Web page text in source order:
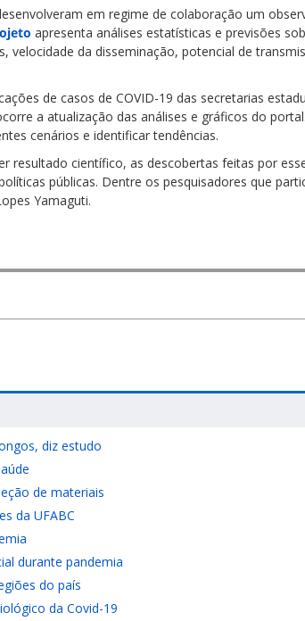
em regime de colaboração um
apresenta análises estatísticas e previsões
da disseminação, potencial de
de casos de COVID-19 das secretarias
a atualização das análises e gráficos do
cenários e identificar tendências.
resultado científico, as descobertas feitas por
públicas. Dentre os pesquisadores que
Yamaguti.
diz estudo
de materiais
da UFABC
durante pandemia
do país
da Covid-19